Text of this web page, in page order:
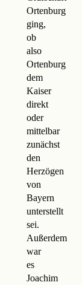
Ortenburg
ging,
ob
also
Ortenburg
dem
Kaiser
direkt
oder
mittelbar
zunächst
den
Herzögen
von
Bayern
unterstellt
sei.
Außerdem
war
es
Joachim